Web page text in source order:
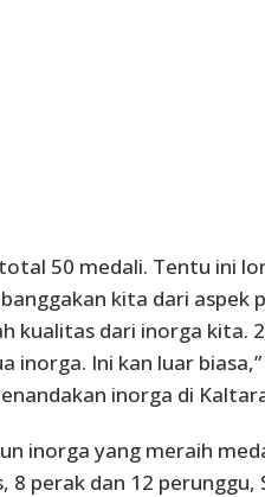
total 50 medali. Tentu ini
kita dari aspek
kualitas dari inorga kita.
inorga. Ini kan luar
inorga di
inorga yang meraih
8 perak dan 12